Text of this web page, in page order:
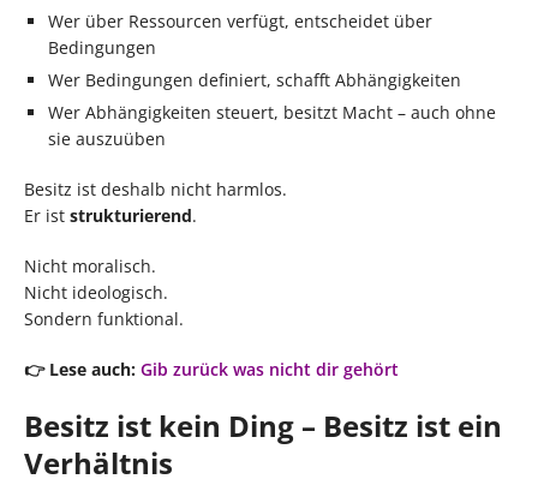
Wer über Ressourcen verfügt, entscheidet über
Bedingungen
Wer Bedingungen definiert, schafft Abhängigkeiten
Wer Abhängigkeiten steuert, besitzt Macht – auch ohne
sie auszuüben
Besitz ist deshalb nicht harmlos.
Er ist strukturierend.
Nicht moralisch.
Nicht ideologisch.
Sondern funktional.
👉 Lese auch: Gib zurück was nicht dir gehört
Besitz ist kein Ding – Besitz ist ein
Verhältnis